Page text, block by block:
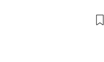
options, and the a